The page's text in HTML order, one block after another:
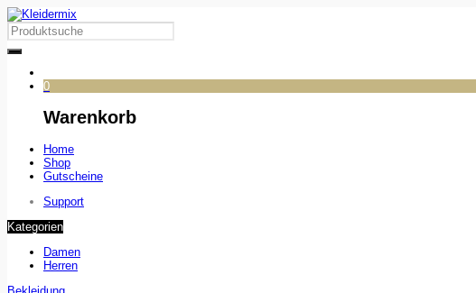
0
Warenkorb
Home
Shop
Gutscheine
Support
Kategorien
Damen
Herren